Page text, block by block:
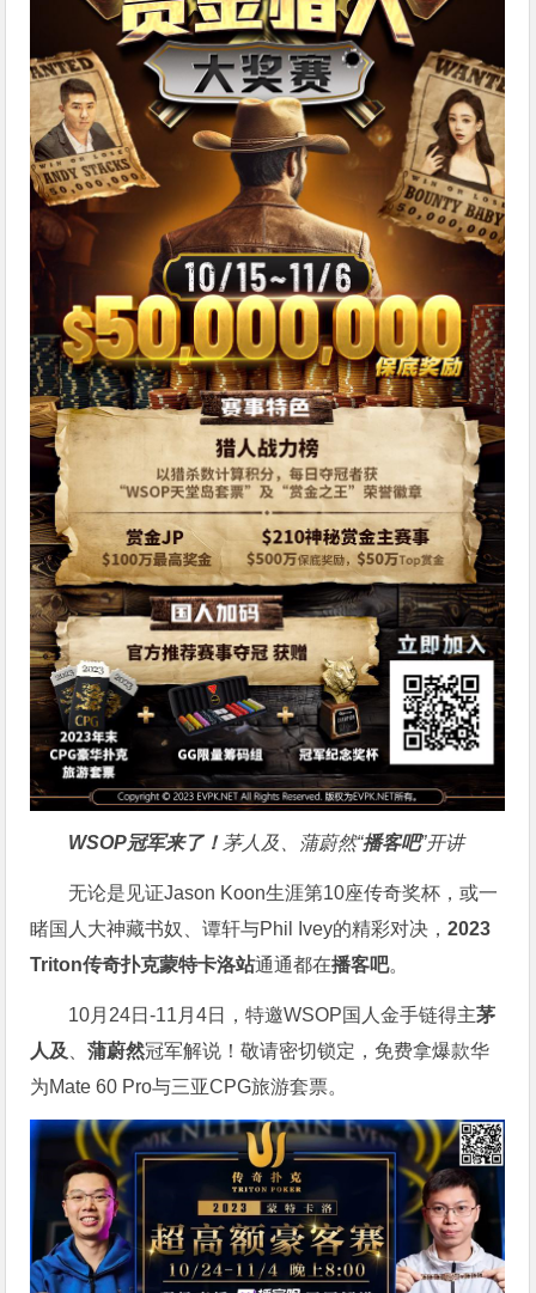
WSOP冠军来了！ 茅人及、蒲蔚然“播客吧”开讲
无论是见证Jason Koon生涯第10座传奇奖杯，或一
睹国人大神藏书奴、谭轩与Phil Ivey的精彩对决，2023
Triton传奇扑克蒙特卡洛站通通都在播客吧。
10月24日-11月4日，特邀WSOP国人金手链得主茅
人及
、蒲蔚然冠军解说！敬请密切锁定，免费拿爆款华
为Mate 60 Pro与三亚CPG旅游套票。